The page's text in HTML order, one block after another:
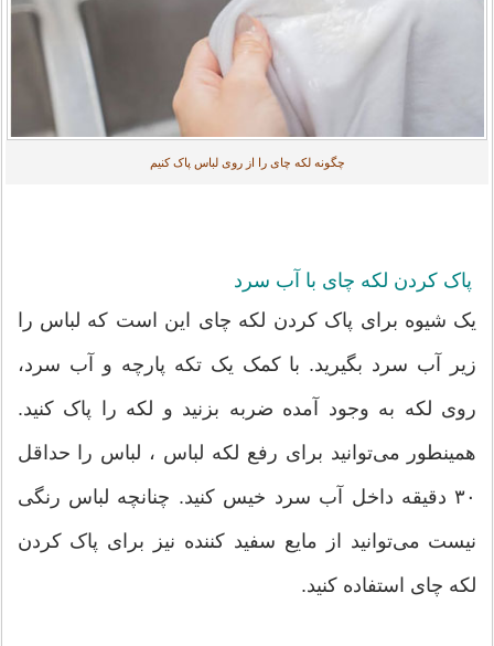
چگونه لکه چای را از روی لباس پاک کنیم
پاک کردن لکه چای با آب سرد
یک شیوه برای پاک کردن لکه چای این است که لباس را
زیر آب سرد بگیرید. با کمک یک تکه پارچه و آب سرد،
روی لکه به وجود آمده ضربه بزنید و لکه را پاک کنید.
همینطور می‌توانید برای رفع لکه لباس ، لباس را حداقل
۳۰ دقیقه داخل آب سرد خیس کنید. چنانچه لباس رنگی
نیست می‌توانید از مایع سفید کننده نیز برای پاک کردن
لکه چای استفاده کنید.